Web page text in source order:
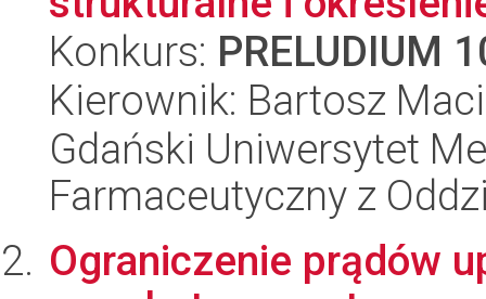
Konkurs: PRELUDIUM
Kierownik: Bartosz
Gdański Uniwersytet
Farmaceutyczny z
Ograniczenie prądów